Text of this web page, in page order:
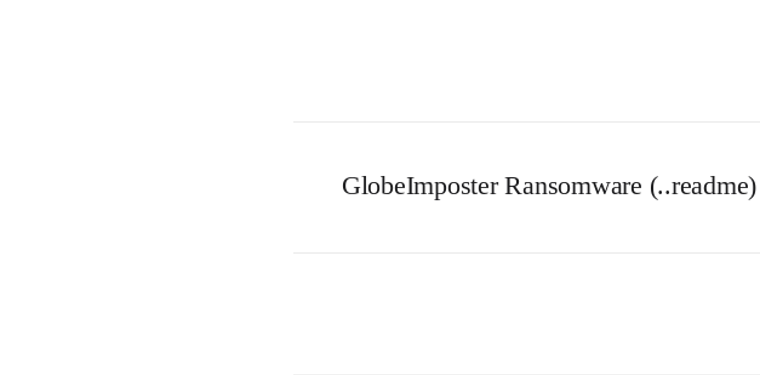
GlobeImposter Ransomware (..readme)